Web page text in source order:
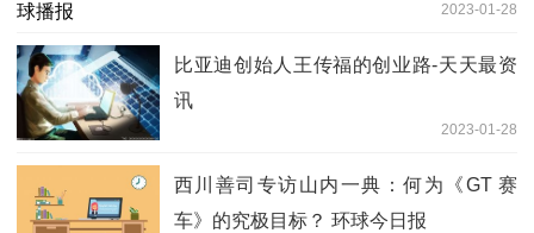
2023-01-28
比亚迪创始人王传福的创业路-天天最资
讯
2023-01-28
西川善司专访山内一典：何为《GT 赛
车》的究极目标？ 环球今日报